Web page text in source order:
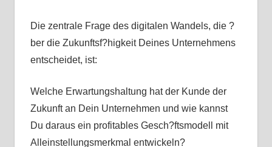
Die zentrale Frage des digitalen Wandels, die ?
ber die Zukunftsf?higkeit Deines Unternehmens
entscheidet, ist:
Welche Erwartungshaltung hat der Kunde der
Zukunft an Dein Unternehmen und wie kannst
Du daraus ein profitables Gesch?ftsmodell mit
Alleinstellungsmerkmal entwickeln?